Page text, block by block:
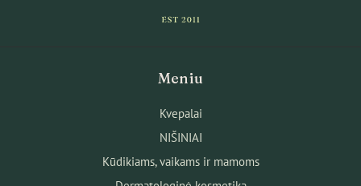
Meniu
Kvepalai
NIŠINIAI
Kūdikiams, vaikams ir mamoms